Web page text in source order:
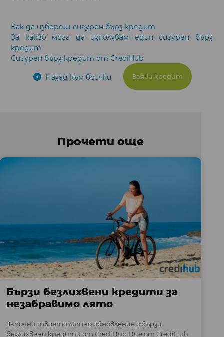
Как да избереш сигурен бърз кредит
За какво мога да използвам един сигурен бърз
кредит
Сигурен бърз кредит от CrediHub
Назад към всички
Заяви кредит
Прочети още
Бързи безлихвени кредити за
незабравимо лято
Започни твоето лятно обновление с бързи
безлихвени кредити от CrediHub Ние от CrediHub